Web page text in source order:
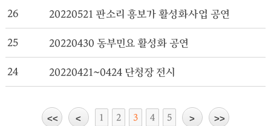
26 20220521 판소리 흥보가 활성화사업 공연
25 20220430 동부민요 활성화 공연
24 20220421~0424 단청장 전시
1 2 3 4 5